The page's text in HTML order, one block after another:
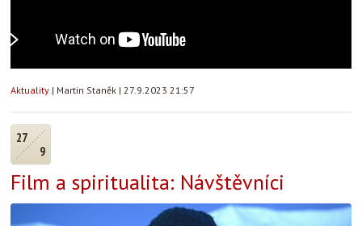
Aktuality | Martin Staněk | 27.9.2023 21:57
27
9
Film a spiritualita: Návštěvníci